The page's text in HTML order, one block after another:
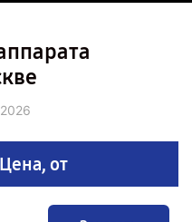
Цена, от